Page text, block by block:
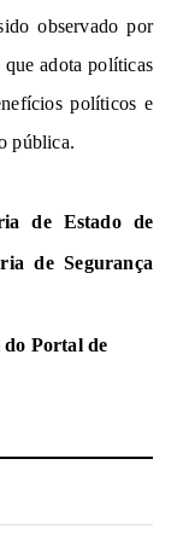
observado por
adota políticas
políticos e
pública.
de Estado de
de Segurança
Portal de